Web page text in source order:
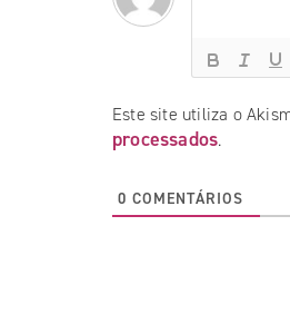
Este site utiliza o
processados.
0 COMENTÁRIOS